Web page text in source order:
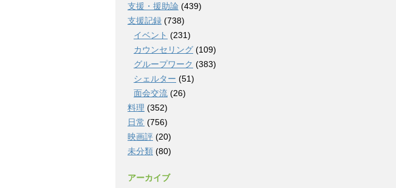
支援・援助論 (439)
支援記録 (738)
イベント (231)
カウンセリング (109)
グループワーク (383)
シェルター (51)
面会交流 (26)
料理 (352)
日常 (756)
映画評 (20)
未分類 (80)
アーカイブ